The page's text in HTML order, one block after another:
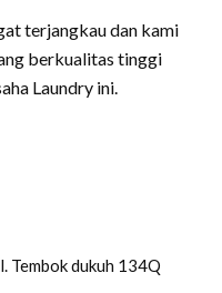
terjangkau dan kami
berkualitas tinggi
Laundry ini.
Tembok dukuh 134Q